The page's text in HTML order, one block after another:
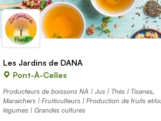
Les Jardins de DANA
Pont-À-Celles
Producteurs de boissons NA | Jus | Thés | Tisanes,
Maraichers | Fruiticulteurs | Production de fruits et/
légumes | Grandes cultures